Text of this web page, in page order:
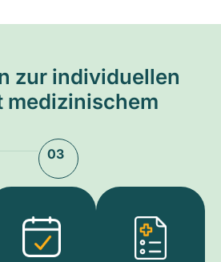
zur individuellen
medizinischem
03